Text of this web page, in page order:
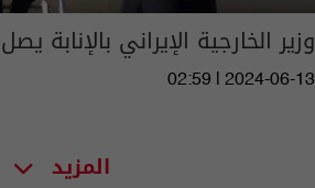
وزير الخارجية الإيراني بالإنابة
02:59 | 2024-06-13
المزيد